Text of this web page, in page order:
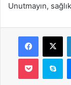
Unutmayın,
Facebook
X
Pocket